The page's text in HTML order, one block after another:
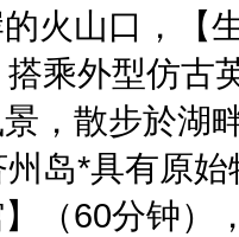
火山口，【
搭乘外型仿
，散步於湖
州岛*具有原
（60分钟）